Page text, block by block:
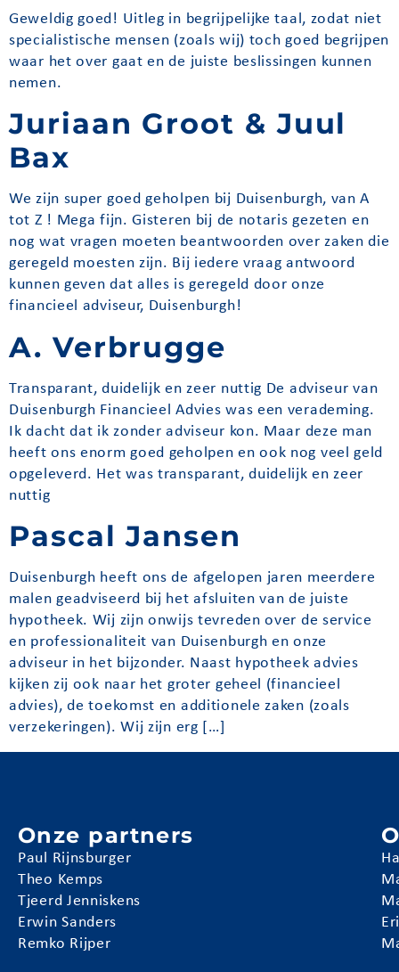
Geweldig goed! Uitleg in begrijpelijke taal, zodat niet
specialistische mensen (zoals wij) toch goed begrijpen
waar het over gaat en de juiste beslissingen kunnen
nemen.
Juriaan Groot & Juul
Bax
We zijn super goed geholpen bij Duisenburgh, van A
tot Z ! Mega fijn. Gisteren bij de notaris gezeten en
nog wat vragen moeten beantwoorden over zaken die
geregeld moesten zijn. Bij iedere vraag antwoord
kunnen geven dat alles is geregeld door onze
financieel adviseur, Duisenburgh!
A. Verbrugge
Transparant, duidelijk en zeer nuttig De adviseur van
Duisenburgh Financieel Advies was een verademing.
Ik dacht dat ik zonder adviseur kon. Maar deze man
heeft ons enorm goed geholpen en ook nog veel geld
opgeleverd. Het was transparant, duidelijk en zeer
nuttig
Pascal Jansen
Duisenburgh heeft ons de afgelopen jaren meerdere
malen geadviseerd bij het afsluiten van de juiste
hypotheek. Wij zijn onwijs tevreden over de service
en professionaliteit van Duisenburgh en onze
adviseur in het bijzonder. Naast hypotheek advies
kijken zij ook naar het groter geheel (financieel
advies), de toekomst en additionele zaken (zoals
verzekeringen). Wij zijn erg […]
Onze partners
Paul Rijnsburger
Theo Kemps
Tjeerd Jenniskens
Erwin Sanders
Remko Rijper